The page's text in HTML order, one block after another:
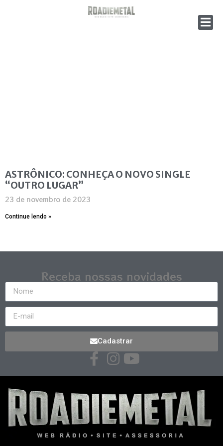
ASTRÔNICO: CONHEÇA O NOVO SINGLE
“OUTRO LUGAR”
23 de novembro de 2023
Continue lendo »
Receba nossas novidades
Cadastrar